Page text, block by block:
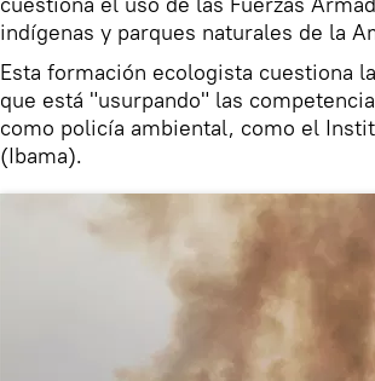
indígenas y parques naturales de la
Esta formación ecologista cuestiona
que está "usurpando" las
como policía ambiental, como el
(Ibama).